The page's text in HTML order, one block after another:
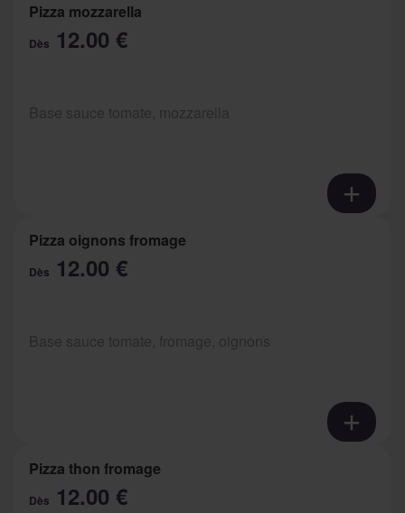
Pizza mozzarella
Dès 12.00 €
Pizza oignons fromage
Dès 12.00 €
Pizza thon fromage
Dès 12.00 €